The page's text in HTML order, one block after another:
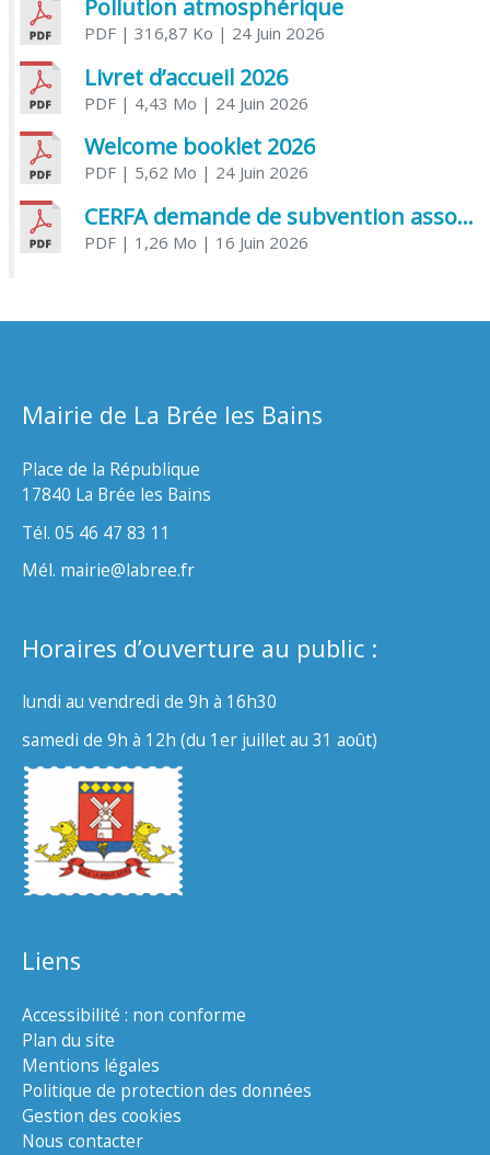
Pollution atmosphérique
PDF| 316,87 Ko | 24 Juin 2026
Livret d’accueil 2026
PDF| 4,43 Mo | 24 Juin 2026
Welcome booklet 2026
PDF| 5,62 Mo | 24 Juin 2026
CERFA demande de subvention association
PDF| 1,26 Mo | 16 Juin 2026
Mairie de La Brée les Bains
Place de la République
17840 La Brée les Bains
Tél. 05 46 47 83 11
Mél. mairie@labree.fr
Horaires d’ouverture au public :
lundi au vendredi de 9h à 16h30
samedi de 9h à 12h (du 1er juillet au 31 août)
Liens
Accessibilité : non conforme
Plan du site
Mentions légales
Politique de protection des données
Gestion des cookies
Nous contacter